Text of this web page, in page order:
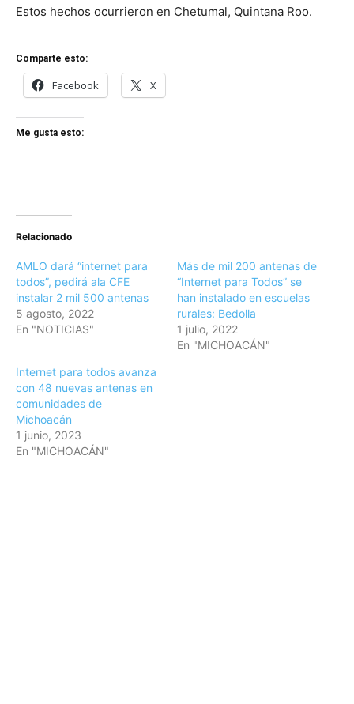
Estos hechos ocurrieron en Chetumal, Quintana Roo.
Comparte esto:
Facebook X
Me gusta esto:
Relacionado
AMLO dará “internet para
todos”, pedirá ala CFE
instalar 2 mil 500 antenas
5 agosto, 2022
En "NOTICIAS"
Más de mil 200 antenas de
“Internet para Todos” se
han instalado en escuelas
rurales: Bedolla
1 julio, 2022
En "MICHOACÁN"
Internet para todos avanza
con 48 nuevas antenas en
comunidades de
Michoacán
1 junio, 2023
En "MICHOACÁN"